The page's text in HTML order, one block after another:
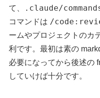
て、
.claude/
コマンドは /
ームやプロジェクトのカ
利です。最初は素の
必要になってから後述の
していけば十分です。